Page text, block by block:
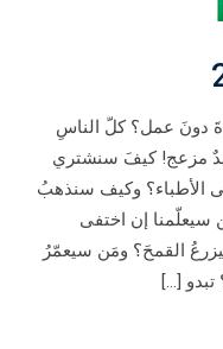
دونَ عمل؟ كلّ الناسِ
مزعج! كيفَ سنشتري
الأطباء؟ وكيف سنذهبُ
سيعلّمنا إن اختفى
القمحَ؟ ومَن سيعمّرُ
[…]